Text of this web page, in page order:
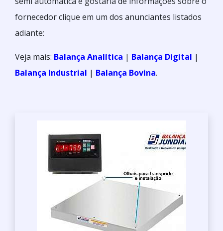
fornecedor clique em um dos anunciantes listados
adiante:
Veja mais: Balança Analítica | Balança Digital |
Balança Industrial | Balança Bovina.